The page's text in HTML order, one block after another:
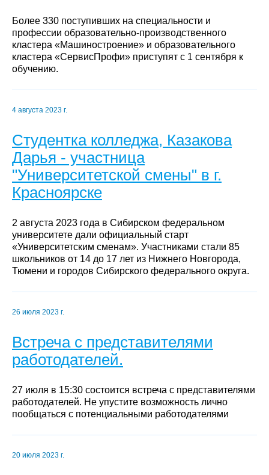
Более 330 поступивших на специальности и
профессии образовательно-производственного
кластера «Машиностроение» и образовательного
кластера «СервисПрофи» приступят с 1 сентября к
обучению.
4 августа 2023 г.
Студентка колледжа, Казакова
Дарья - участница
"Университетской смены" в г.
Красноярске
2 августа 2023 года в Сибирском федеральном
университете дали официальный старт
«Университетским сменам». Участниками стали 85
школьников от 14 до 17 лет из Нижнего Новгорода,
Тюмени и городов Сибирского федерального округа.
26 июля 2023 г.
Встреча с представителями
работодателей.
27 июля в 15:30 состоится встреча с представителями
работодателей. Не упустите возможность лично
пообщаться с потенциальными работодателями
20 июля 2023 г.